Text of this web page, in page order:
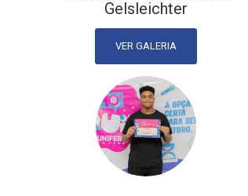
Gelsleichter
VER GALERIA